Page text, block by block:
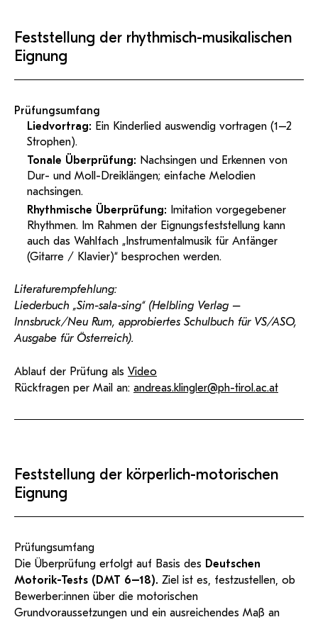
Feststellung der rhythmisch-musikalischen
Eignung
Prüfungsumfang
Liedvortrag: Ein Kinderlied auswendig vortragen (1–2
Strophen).
Tonale Überprüfung: Nachsingen und Erkennen von
Dur- und Moll-Dreiklängen; einfache Melodien
nachsingen.
Rhythmische Überprüfung: Imitation vorgegebener
Rhythmen. Im Rahmen der Eignungsfeststellung kann
auch das Wahlfach „Instrumentalmusik für Anfänger
(Gitarre / Klavier)“ besprochen werden.
Literaturempfehlung:
Liederbuch „Sim-sala-sing“ (Helbling Verlag –
Innsbruck/Neu Rum, approbiertes Schulbuch für VS/ASO,
Ausgabe für Österreich).
Ablauf der Prüfung als Video
Rückfragen per Mail an: andreas.klingler@ph-tirol.ac.at
Feststellung der körperlich-motorischen
Eignung
Prüfungsumfang
Die Überprüfung erfolgt auf Basis des Deutschen
Motorik-Tests (DMT 6–18). Ziel ist es, festzustellen, ob
Bewerber:innen über die motorischen
Grundvoraussetzungen und ein ausreichendes Maß an